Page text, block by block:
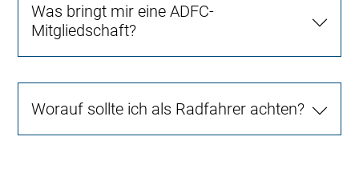
Was bringt mir eine ADFC-
Mitgliedschaft?
Worauf sollte ich als Radfahrer achten?